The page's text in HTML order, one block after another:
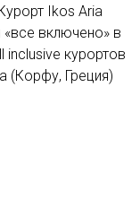
Ikos Aria
включено» в
inclusive курортов
(Корфу, Греция)